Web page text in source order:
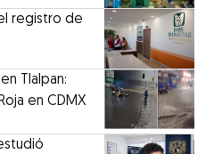
registro de
Tlalpan:
en CDMX